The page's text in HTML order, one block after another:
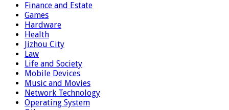
Finance and Estate
Games
Hardware
Health
Jizhou City
Law
Life and Society
Mobile Devices
Music and Movies
Network Technology
Operating System